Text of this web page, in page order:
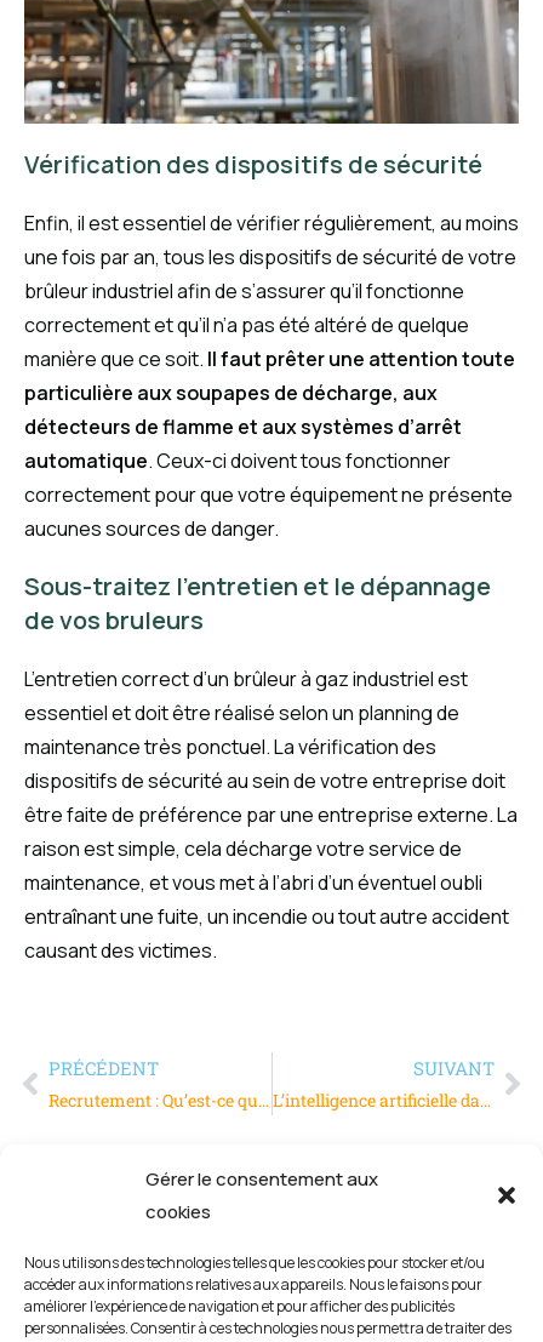
Gérer le consentement aux
cookies
Nous utilisons des technologies telles que les cookies pour stocker et/ou
accéder aux informations relatives aux appareils. Nous le faisons pour
améliorer l’expérience de navigation et pour afficher des publicités
personnalisées. Consentir à ces technologies nous permettra de traiter des
Vérification des dispositifs de sécurité
Enfin, il est essentiel de vérifier régulièrement, au moins
une fois par an, tous les dispositifs de sécurité de votre
brûleur industriel afin de s’assurer qu’il fonctionne
correctement et qu’il n’a pas été altéré de quelque
manière que ce soit. Il faut prêter une attention toute
particulière aux soupapes de décharge, aux
détecteurs de flamme et aux systèmes d’arrêt
automatique. Ceux-ci doivent tous fonctionner
correctement pour que votre équipement ne présente
aucunes sources de danger.
Sous-traitez l’entretien et le dépannage
de vos bruleurs
L’entretien correct d’un brûleur à gaz industriel est
essentiel et doit être réalisé selon un planning de
maintenance très ponctuel. La vérification des
dispositifs de sécurité au sein de votre entreprise doit
être faite de préférence par une entreprise externe. La
raison est simple, cela décharge votre service de
maintenance, et vous met à l’abri d’un éventuel oubli
entraînant une fuite, un incendie ou tout autre accident
causant des victimes.
PRÉCÉDENT
Recrutement : Qu’est-ce que le Ghosting ?
SUIVANT
L’intelligence artificielle dans le secteur de la robotique